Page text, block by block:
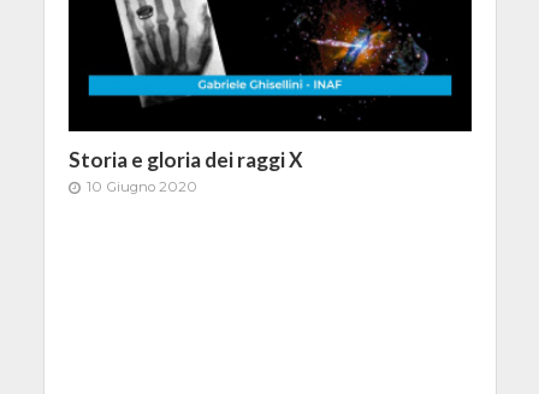
Storia e gloria dei raggi X
10 Giugno 2020